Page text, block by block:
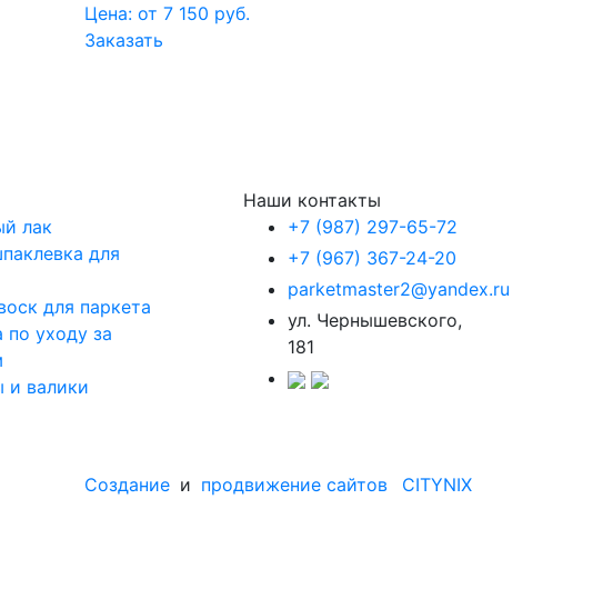
Цена: от 7 150 руб.
Заказать
лак
для
для паркета
по уходу за
и валики
Наши контакты
+7 (987) 297-65-72
+7 (967) 367-24-20
parketmaster2@yandex.ru
ул. Чернышевского,
181
Создание и продвижение сайтов CITYNIX